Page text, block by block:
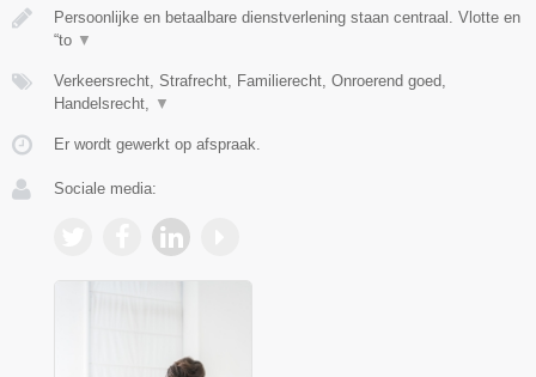
Persoonlijke en betaalbare dienstverlening staan centraal. Vlotte en
“to ▼
Verkeersrecht, Strafrecht, Familierecht, Onroerend goed,
Handelsrecht, ▼
Er wordt gewerkt op afspraak.
Sociale media: